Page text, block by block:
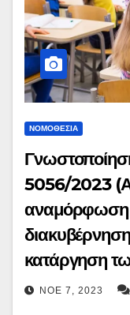
ΝΟΜΟΘΕΣΊΑ
5056/2023
αναμόρφωση
κατάργηση
Άρθρα 27-30
ΝΟΈ 7, 2023